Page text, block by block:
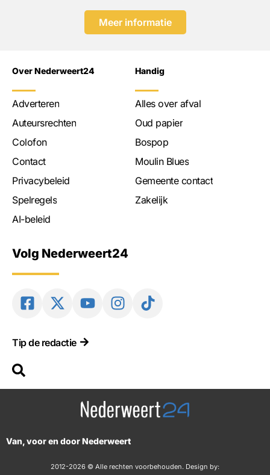
Meer informatie
Over Nederweert24
Adverteren
Auteursrechten
Colofon
Contact
Privacybeleid
Spelregels
AI-beleid
Handig
Alles over afval
Oud papier
Bospop
Moulin Blues
Gemeente contact
Zakelijk
Volg Nederweert24
Tip de redactie
Van, voor en door Nederweert
2012-2026 © Alle rechten voorbehouden. Design by: